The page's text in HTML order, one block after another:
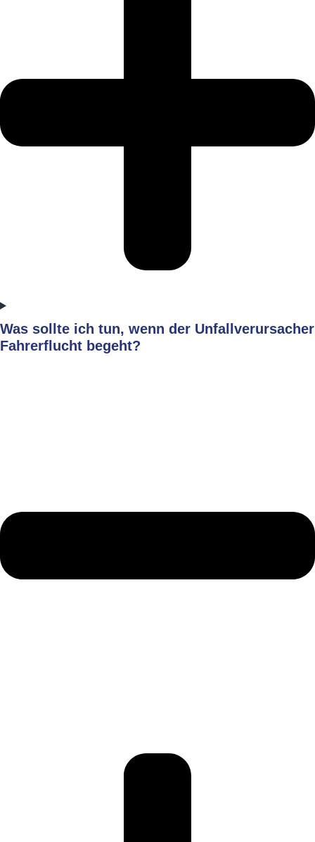
Was sollte ich tun, wenn der Unfallverursacher
Fahrerflucht begeht?